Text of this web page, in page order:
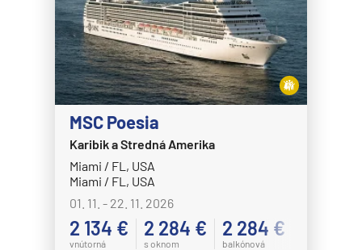
MSC Poesia
Karibik a Stredná Amerika
Miami / FL, USA
Miami / FL, USA
01. 11. - 22. 11. 2026
2 134 €
vnútorná
2 284 €
s oknom
2 284 €
balkónová